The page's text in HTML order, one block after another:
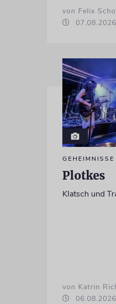
von Felix
07.08.2026
Plotkes
Klatsch und
von Katrin
06.08.2026